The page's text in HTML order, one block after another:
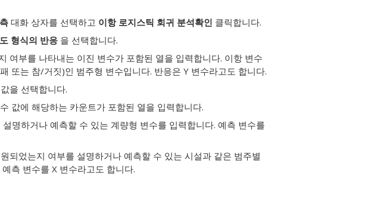
대화 상자를 선택하고 이항 로지스틱 회귀 분석확인 클릭합니다.
형식의 반응 을 선택합니다.
여부를 나타내는 이진 변수가 포함된 열을 입력합니다. 이항 변수
또는 참/거짓)인 범주형 변수입니다. 반응은 Y 변수라고도 합니다.
을 선택합니다.
값에 해당하는 카운트가 포함된 열을 입력합니다.
명하거나 예측할 수 있는 계량형 변수를 입력합니다. 예측 변수를
되었는지 여부를 설명하거나 예측할 수 있는 시설과 같은 범주별
측 변수를 X 변수라고도 합니다.